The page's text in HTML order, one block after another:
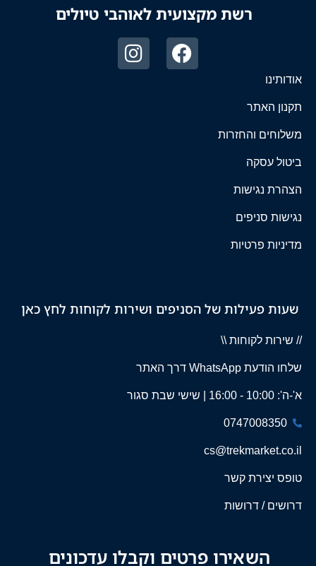
רשת מקצועית לאוהבי טיולים
אודותינו
תקנון האתר
משלוחים והחזרות
ביטול עסקה
הצהרת נגישות
נגישות סניפים
מדיניות פרטיות
שעות פעילות של הסניפים ושירות לקוחות לחץ כאן
// שירות לקוחות \\
שלחו הודעת WhatsApp דרך האתר
א'-ה': 10:00 - 16:00 | שישי שבת סגור
0747008350
cs@trekmarket.co.il
טופס יצירת קשר
דרושים / דרושות
השאירו פרטים וקבלו עדכונים